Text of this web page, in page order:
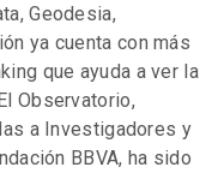
Geodesia,
ya cuenta con más
que ayuda a ver la
Observatorio,
a Investigadores y
BBVA, ha sido